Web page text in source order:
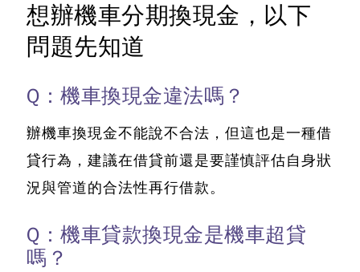
想辦機車分期換現金，以下
問題先知道
Q：機車換現金違法嗎？
辦機車換現金不能說不合法，但這也是一種借
貸行為，建議在借貸前還是要謹慎評估自身狀
況與管道的合法性再行借款。
Q：機車貸款換現金是機車超貸
嗎？